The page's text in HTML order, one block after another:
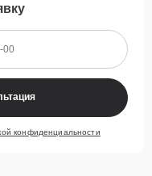
конфиденциальности